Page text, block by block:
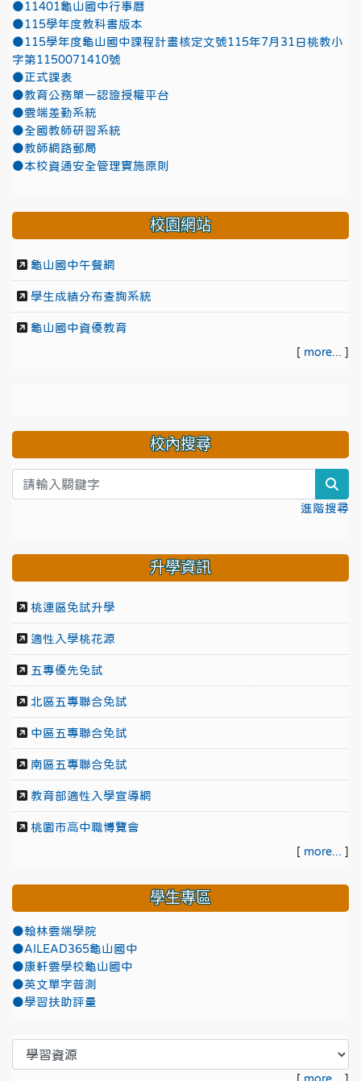
●11401龜山國中行事曆
●115學年度教科書版本
●115學年度龜山國中課程計畫核定文號115年7月31日桃教小
字第1150071410號
●正式課表
●教育公務單一認證授權平台
●雲端差勤系統
●全國教師研習系統
●教師網路郵局
●本校資通安全管理實施原則
校園網站
龜山國中午餐網
學生成績分布查詢系統
龜山國中資優教育
[ more... ]
校內搜尋
進階搜尋
升學資訊
桃連區免試升學
適性入學桃花源
五專優先免試
北區五專聯合免試
中區五專聯合免試
南區五專聯合免試
教育部適性入學宣導網
桃園市高中職博覽會
[ more... ]
學生專區
●翰林雲端學院
●AILEAD365龜山國中
●康軒雲學校龜山國中
●英文單字普測
●學習扶助評量